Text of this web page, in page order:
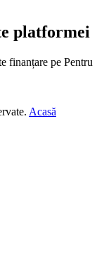
platformei
finanțare pe Pentru
Acasă